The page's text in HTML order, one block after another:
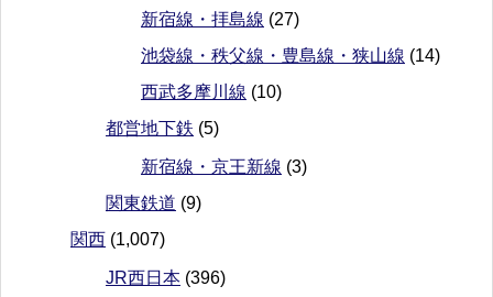
新宿線・拝島線 (27)
池袋線・秩父線・豊島線・狭山線 (14)
西武多摩川線 (10)
都営地下鉄 (5)
新宿線・京王新線 (3)
関東鉄道 (9)
関西 (1,007)
JR西日本 (396)